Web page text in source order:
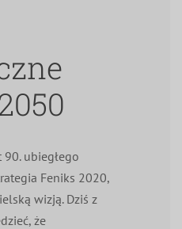
ubiegłego
Feniks 2020,
wizją. Dziś z
że